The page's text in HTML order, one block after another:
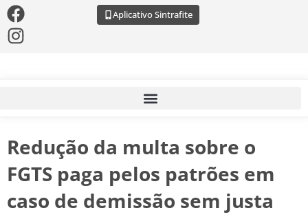
Aplicativo Sintrafite
Redução da multa sobre o
FGTS paga pelos patrões em
caso de demissão sem justa